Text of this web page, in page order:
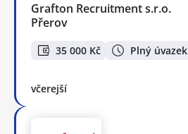
Grafton Recruitment s.r.o.
Přerov
35 000 Kč Plný úvazek
včerejší